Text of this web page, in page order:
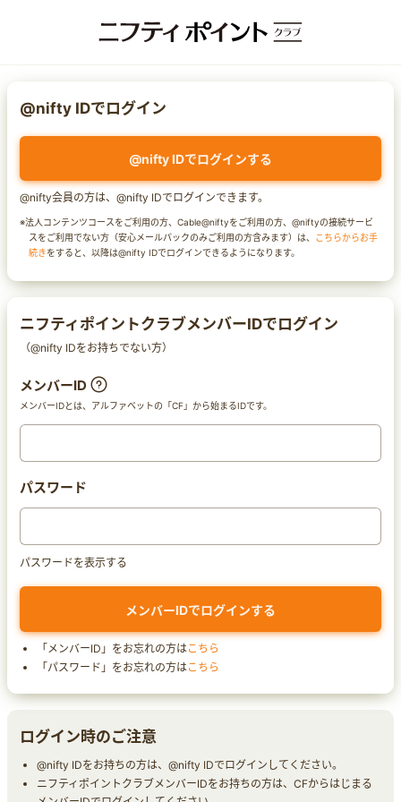
@nifty IDでログイン
@nifty IDでログインする
@nifty会員の方は、@nifty IDでログインできます。
※法人コンテンツコースをご利用の方、Cable@niftyをご利用の方、@niftyの接続サービ
スをご利用でない方（安心メールパックのみご利用の方含みます）は、 こちらからお手
続きをすると、以降は@nifty IDでログインできるようになります。
ニフティポイントクラブメンバーIDでログイン
（@nifty IDをお持ちでない方）
メンバーID
メンバーIDとは、アルファベットの「CF」から始まるIDです。
パスワード
パスワードを表示する
「メンバーID」をお忘れの方はこちら
「パスワード」をお忘れの方はこちら
ログイン時のご注意
@nifty IDをお持ちの方は、@nifty IDでログインしてください。
ニフティポイントクラブメンバーIDをお持ちの方は、CFからはじまる